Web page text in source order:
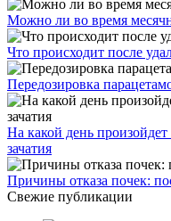
Можно ли во время
Что происходит после
Передозировка
На какой день
зачатия
Причины отказа почек:
Свежие публикации